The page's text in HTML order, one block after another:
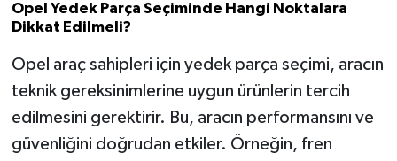
Opel Yedek Parça Seçiminde Hangi Noktalara
Dikkat Edilmeli?
Opel araç sahipleri için yedek parça seçimi, aracın
teknik gereksinimlerine uygun ürünlerin tercih
edilmesini gerektirir. Bu, aracın performansını ve
güvenliğini doğrudan etkiler. Örneğin, fren